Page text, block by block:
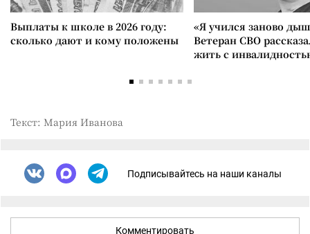
Выплаты к школе в 2026 году:
сколько дают и кому положены
«Я учился заново
Ветеран СВО
жить с
Текст: Мария Иванова
Подписывайтесь на наши каналы
Комментировать